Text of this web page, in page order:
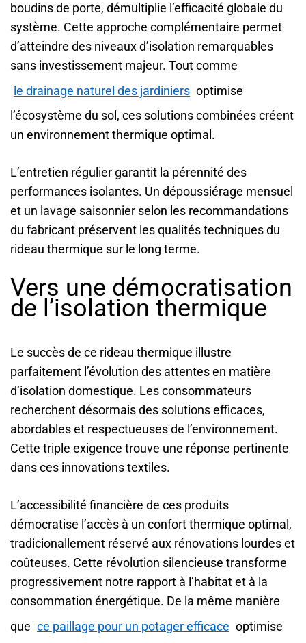
boudins de porte, démultiplie l’efficacité globale du
système. Cette approche complémentaire permet
d’atteindre des niveaux d’isolation remarquables
sans investissement majeur. Tout comme
le drainage naturel des jardiniers optimise
l’écosystème du sol, ces solutions combinées créent
un environnement thermique optimal.
L’entretien régulier garantit la pérennité des
performances isolantes. Un dépoussiérage mensuel
et un lavage saisonnier selon les recommandations
du fabricant préservent les qualités techniques du
rideau thermique sur le long terme.
Vers une démocratisation
de l’isolation thermique
Le succès de ce rideau thermique illustre
parfaitement l’évolution des attentes en matière
d’isolation domestique. Les consommateurs
recherchent désormais des solutions efficaces,
abordables et respectueuses de l’environnement.
Cette triple exigence trouve une réponse pertinente
dans ces innovations textiles.
L’accessibilité financière de ces produits
démocratise l’accès à un confort thermique optimal,
tradicionallement réservé aux rénovations lourdes et
coûteuses. Cette révolution silencieuse transforme
progressivement notre rapport à l’habitat et à la
consommation énergétique. De la même manière
que ce paillage pour un potager efficace optimise